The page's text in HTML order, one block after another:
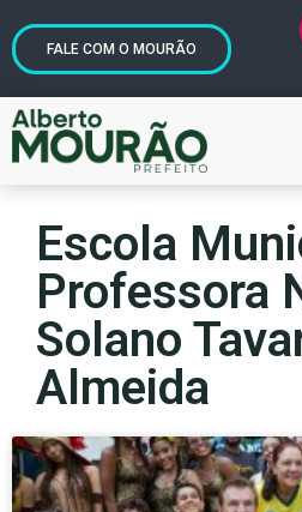
FALE COM O MOURÃO
Escola
Professora
Solano
Almeida